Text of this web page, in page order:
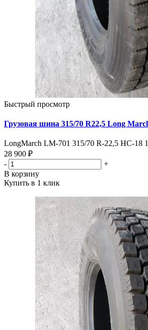
Быстрый просмотр
Грузовая шина 315/70 R22,5 Long
LongMarch LM-701 315/70 R-22,5 НС-18
28 900 ₽
-
+
В корзину
Купить в 1 клик